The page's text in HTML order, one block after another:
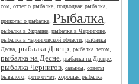
сом, отчет о рыбалке, подводная рыбалка,
приколы о рыбалке, Рыбалка,
рыбалка в Украине, рыбалка в Чернигове,
рыбалка в черниговской области, рыбалка
Десна, рыбалка Днепр, рыбалка летом,
рыбалка на Десне, рыбалка на Днепре,
рыбалка Чернигов, сазыны, советы
бывалого, фото отчет, хорошая рыбалка